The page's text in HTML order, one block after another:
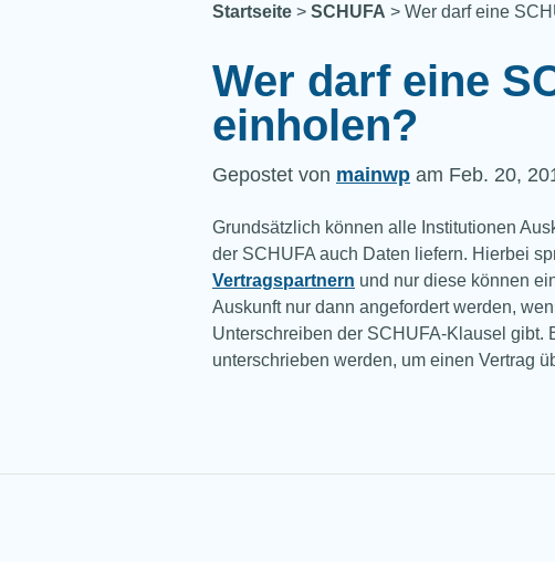
Startseite > SCHUFA > Wer darf eine
Wer darf eine
einholen?
Gepostet von mainwp am Feb. 20,
Grundsätzlich können alle Institutionen
der SCHUFA auch Daten liefern. Hierbei
Vertragspartnern und nur diese können
Auskunft nur dann angefordert werden,
Unterschreiben der SCHUFA-Klausel gibt.
unterschrieben werden, um einen Vertrag